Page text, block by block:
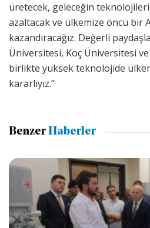
üretecek, geleceğin
azaltacak ve ülkemize öncü bir
kazandıracağız. Değerli
Üniversitesi, Koç Üniversitesi
birlikte yüksek teknolojide
kararlıyız.”
Benzer Haberler